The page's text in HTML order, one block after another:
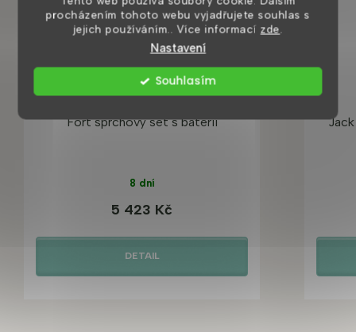
procházením tohoto webu vyjadřujete souhlas s
jejich používáním.. Více informací zde
Nastavení
Souhlasím
Fort sprchový set s baterií
8 dní
5 423 Kč
DETAIL